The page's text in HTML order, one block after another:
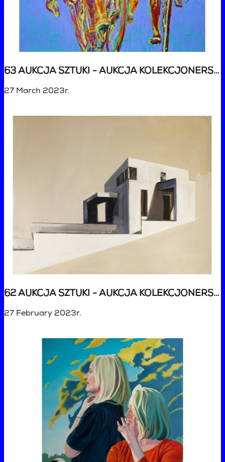
63 AUKCJA SZTUKI - AUKCJA KOLEKCJONERSKA
27 March 2023r.
62 AUKCJA SZTUKI - AUKCJA KOLEKCJONERSKA
27 February 2023r.